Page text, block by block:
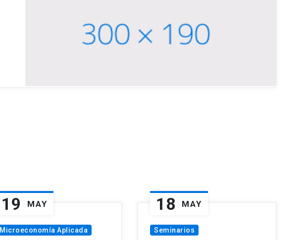
19 MAY
Microeconomía Aplicada
18 MAY
Seminarios